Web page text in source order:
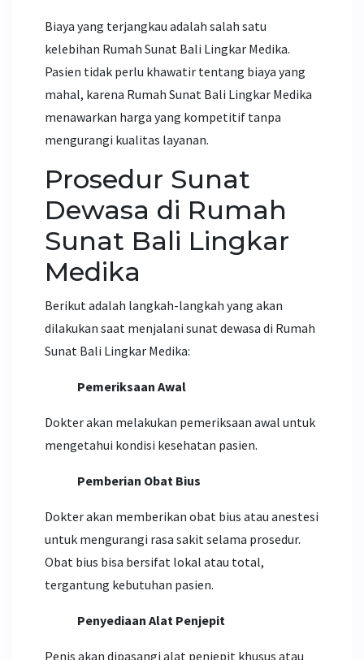
Biaya yang terjangkau adalah salah satu
kelebihan Rumah Sunat Bali Lingkar Medika.
Pasien tidak perlu khawatir tentang biaya yang
mahal, karena Rumah Sunat Bali Lingkar Medika
menawarkan harga yang kompetitif tanpa
mengurangi kualitas layanan.
Prosedur Sunat
Dewasa di Rumah
Sunat Bali Lingkar
Medika
Berikut adalah langkah-langkah yang akan
dilakukan saat menjalani sunat dewasa di Rumah
Sunat Bali Lingkar Medika:
Pemeriksaan Awal
Dokter akan melakukan pemeriksaan awal untuk
mengetahui kondisi kesehatan pasien.
Pemberian Obat Bius
Dokter akan memberikan obat bius atau anestesi
untuk mengurangi rasa sakit selama prosedur.
Obat bius bisa bersifat lokal atau total,
tergantung kebutuhan pasien.
Penyediaan Alat Penjepit
Penis akan dipasangi alat penjepit khusus atau